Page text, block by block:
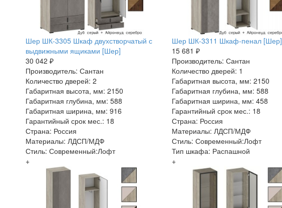
Шер ШК-3305 Шкаф двухстворчатый с
выдвижными ящиками [Шер]
30 042 ₽
Производитель: Сантан
Количество дверей: 2
Габаритная высота, мм: 2150
Габаритная глубина, мм: 588
Габаритная ширина, мм: 916
Гарантийный срок мес.: 18
Страна: Россия
Материалы: ЛДСП/МДФ
Стиль: Современный:Лофт
+
Шер ШК-3311 Шкаф-пенал [Шер]
15 681 ₽
Производитель: Сантан
Количество дверей: 1
Габаритная высота, мм: 2150
Габаритная глубина, мм: 588
Габаритная ширина, мм: 458
Гарантийный срок мес.: 18
Страна: Россия
Материалы: ЛДСП/МДФ
Стиль: Современный:Лофт
Тип шкафа: Распашной
+